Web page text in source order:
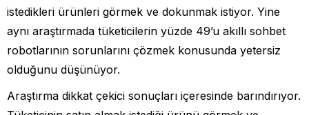
istedikleri ürünleri görmek ve dokunmak istiyor. Yine
aynı araştırmada tüketicilerin yüzde 49’u akıllı sohbet
robotlarının sorunlarını çözmek konusunda yetersiz
olduğunu düşünüyor.
Araştırma dikkat çekici sonuçları içeresinde barındırıyor.